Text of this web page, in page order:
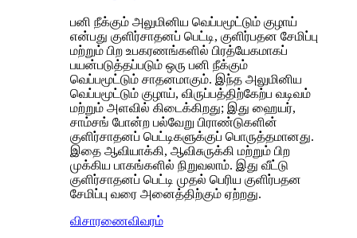
பனி நீக்கும் அலுமினிய வெப்பமூட்டும் குழாய்
என்பது குளிர்சாதனப் பெட்டி, குளிர்பதன சேமிப்பு
மற்றும் பிற உபகரணங்களில் பிரத்யேகமாகப்
பயன்படுத்தப்படும் ஒரு பனி நீக்கும்
வெப்பமூட்டும் சாதனமாகும். இந்த அலுமினிய
வெப்பமூட்டும் குழாய், விருப்பத்திற்கேற்ப வடிவம்
மற்றும் அளவில் கிடைக்கிறது; இது ஹையர்,
சாம்சங் போன்ற பல்வேறு பிராண்டுகளின்
குளிர்சாதனப் பெட்டிகளுக்குப் பொருத்தமானது.
இதை ஆவியாக்கி, ஆவிசுருக்கி மற்றும் பிற
முக்கிய பாகங்களில் நிறுவலாம். இது வீட்டு
குளிர்சாதனப் பெட்டி முதல் பெரிய குளிர்பதன
சேமிப்பு வரை அனைத்திற்கும் ஏற்றது.
விசாரணைவிவரம்